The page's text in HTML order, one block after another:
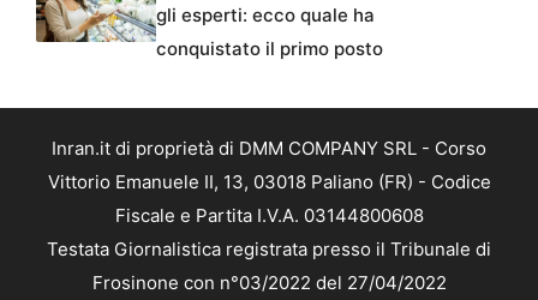
gli esperti: ecco quale ha
conquistato il primo posto
Inran.it di proprietà di DMM COMPANY SRL - Corso
Vittorio Emanuele II, 13, 03018 Paliano (FR) - Codice
Fiscale e Partita I.V.A. 03144800608
Testata Giornalistica registrata presso il Tribunale di
Frosinone con n°03/2022 del 27/04/2022